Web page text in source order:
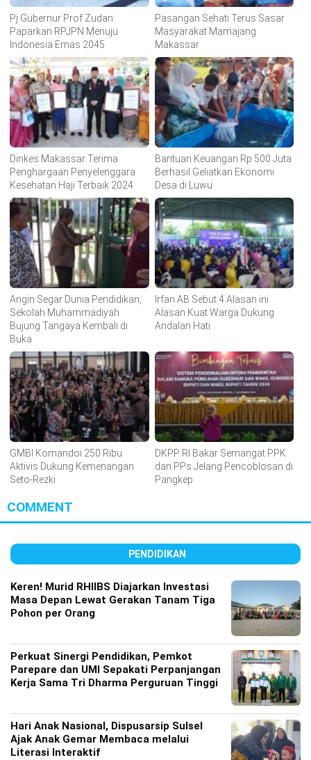
Pj Gubernur Prof Zudan
Paparkan RPJPN Menuju
Indonesia Emas 2045
Pasangan Sehati Terus Sasar
Masyarakat Mamajang
Makassar
Dinkes Makassar Terima
Penghargaan Penyelenggara
Kesehatan Haji Terbaik 2024
Bantuan Keuangan Rp 500 Juta
Berhasil Geliatkan Ekonomi
Desa di Luwu
Angin Segar Dunia Pendidikan,
Sekolah Muhammadiyah
Bujung Tangaya Kembali di
Buka
Irfan AB Sebut 4 Alasan ini
Alasan Kuat Warga Dukung
Andalan Hati
GMBI Komandoi 250 Ribu
Aktivis Dukung Kemenangan
Seto-Rezki
DKPP RI Bakar Semangat PPK
dan PPs Jelang Pencoblosan di
Pangkep
COMMENT
PENDIDIKAN
Keren! Murid RHIIBS Diajarkan Investasi
Masa Depan Lewat Gerakan Tanam Tiga
Pohon per Orang
Perkuat Sinergi Pendidikan, Pemkot
Parepare dan UMI Sepakati Perpanjangan
Kerja Sama Tri Dharma Perguruan Tinggi
Hari Anak Nasional, Dispusarsip Sulsel
Ajak Anak Gemar Membaca melalui
Literasi Interaktif